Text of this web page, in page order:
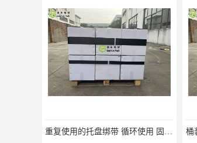
桶装产品固定带 拉紧力好 固永包材